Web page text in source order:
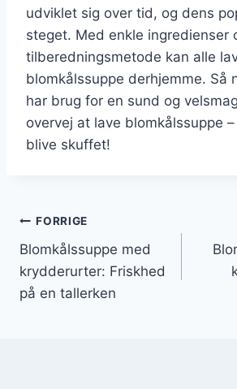
udviklet sig over tid, og dens
steget. Med enkle ingredienser
tilberedningsmetode kan alle
blomkålssuppe derhjemme. Så
har brug for en sund og
overvej at lave blomkålssuppe
blive skuffet!
Indlægsnavigation
FORRIGE
Blomkålssuppe med
krydderurter: Friskhed
på en tallerken